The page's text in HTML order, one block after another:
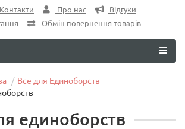
Контакти Про нас
Відгуки
Обмін повернення товарів
Все для Единоборств
единоборств